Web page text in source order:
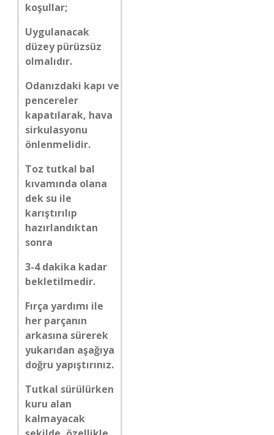
koşullar;
Uygulanacak
düzey pürüzsüz
olmalıdır.
Odanızdaki kapı ve
pencereler
kapatılarak, hava
sirkulasyonu
önlenmelidir.
Toz tutkal bal
kıvamında olana
dek su ile
karıştırılıp
hazırlandıktan
sonra
3-4 dakika kadar
bekletilmedir.
Fırça yardımı ile
her parçanın
arkasına sürerek
yukarıdan aşağıya
doğru yapıştırınız.
Tutkal sürülürken
kuru alan
kalmayacak